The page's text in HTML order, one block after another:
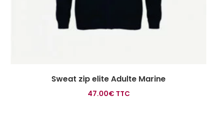
Sweat zip elite Adulte Marine
47.00€ TTC